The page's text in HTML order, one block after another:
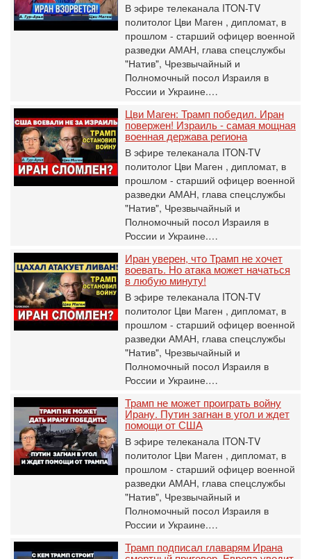
В эфире телеканала ITON-TV
политолог Цви Маген , дипломат, в
прошлом - старший офицер военной
разведки АМАН, глава спецслужбы
"Натив", ‎Чрезвычайный и
Полномочный посол Израиля в
России и Украине.…
Цви Маген: Трамп победил. Иран
повержен! Израиль - самая мощная
военная держава региона
В эфире телеканала ITON-TV
политолог Цви Маген , дипломат, в
прошлом - старший офицер военной
разведки АМАН, глава спецслужбы
"Натив", ‎Чрезвычайный и
Полномочный посол Израиля в
России и Украине.…
Иран уверен, что Трамп не хочет
воевать. Но атака может начаться
в любую минуту!
В эфире телеканала ITON-TV
политолог Цви Маген , дипломат, в
прошлом - старший офицер военной
разведки АМАН, глава спецслужбы
"Натив", ‎Чрезвычайный и
Полномочный посол Израиля в
России и Украине.…
Трамп не может проиграть войну
Ирану. Путин загнан в угол и ждет
помощи от США
В эфире телеканала ITON-TV
политолог Цви Маген , дипломат, в
прошлом - старший офицер военной
разведки АМАН, глава спецслужбы
"Натив", ‎Чрезвычайный и
Полномочный посол Израиля в
России и Украине.…
Трамп подписал главарям Ирана